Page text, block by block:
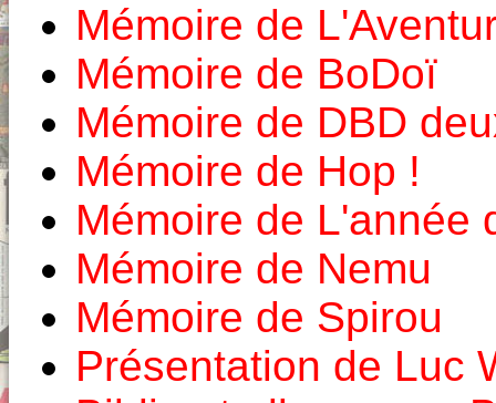
Mémoire de
Mémoire de BoDoï
Mémoire de DBD
Mémoire de Hop !
Mémoire de L'année
Mémoire de Nemu
Mémoire de Spirou
Présentation de Luc